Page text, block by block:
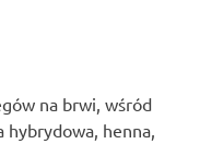
na brwi, wśród
hybrydowa, henna,